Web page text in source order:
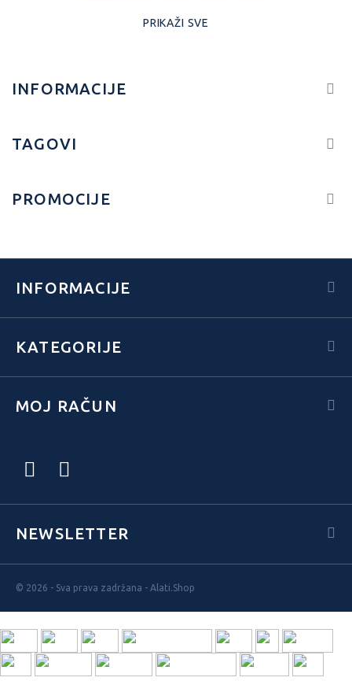
PRIKAŽI SVE
INFORMACIJE
TAGOVI
PROMOCIJE
INFORMACIJE
KATEGORIJE
MOJ RAČUN
NEWSLETTER
© 2026 - Sva prava zadržana - Alati.Shop